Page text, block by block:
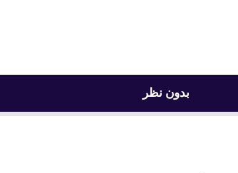
بدون نظر